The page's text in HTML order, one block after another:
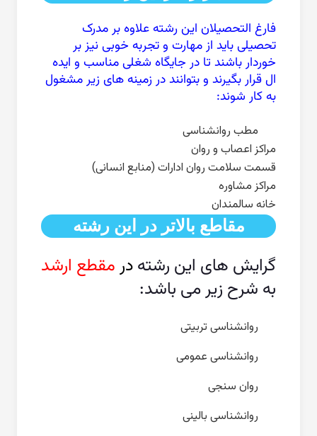
فارغ التحصیلان این رشته علاوه بر مدرک
تحصیلی باید از مهارت و تجربه خوبی نیز بر
خوردار باشند تا در جایگاه شغلی مناسب و ایده
ال قرار بگیرند و بتوانند در زمینه های زیر مشغول
به کار شوند:
مطب روانشناسی
مراکز اعصاب و روان
قسمت سلامت روان ادارات (منابع انسانی)
مراکز مشاوره
خانه سالمندان
مقاطع بالاتر در این رشته
گرایش های این رشتهدرمقطع ارشد
به شرح زیر می باشد:
روانشناسی تربیتی
روانشناسی عمومی
روان سنجی
روانشناسی بالینی